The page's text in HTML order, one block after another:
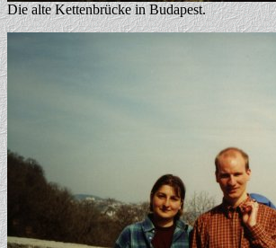
Die alte Kettenbrücke in Budapest.